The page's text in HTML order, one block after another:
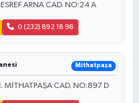
ARNA CAD. NO:24 A
0 (232) 892 18 98
Mithatpaşa
MİTHATPAŞA CAD. NO:897 D